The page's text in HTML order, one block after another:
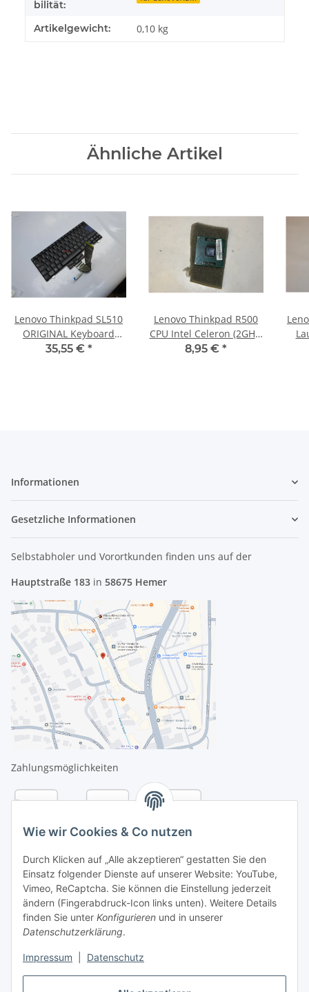
Wie wir Cookies & Co nutzen
Durch Klicken auf „Alle akzeptieren“ gestatten Sie den
Einsatz folgender Dienste auf unserer Website: YouTube,
Vimeo, ReCaptcha. Sie können die Einstellung jederzeit
ändern (Fingerabdruck-Icon links unten). Weitere Details
finden Sie unter Konfigurieren und in unserer
Datenschutzerklärung.
Impressum Datenschutz
bilität:
Artikelgewicht: 0,10 kg
Ähnliche Artikel
Lenovo Thinkpad SL510
ORIGINAL Keyboard
dansk Layout!! 45N2432
35,55 € *
Lenovo Thinkpad R500
CPU Intel Celeron (2GHz)
Sockel P SLB6M
8,95 € *
Informationen
Gesetzliche Informationen
Selbstabholer und Vorortkunden finden uns auf der
Hauptstraße 183 in 58675 Hemer
Zahlungsmöglichkeiten